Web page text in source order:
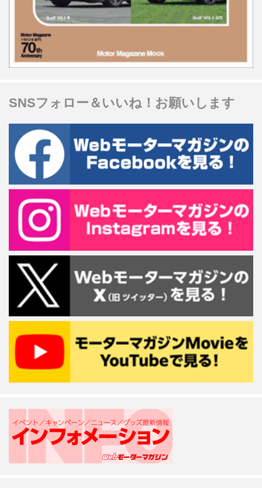
SNSフォロー＆いいね！お願いします